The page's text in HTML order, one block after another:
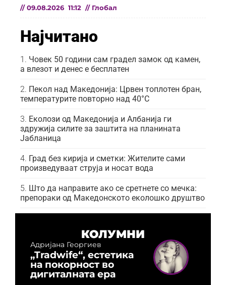
// 09.08.2026 11:12 // Глобал
Најчитано
Човек 50 години сам градел замок од камен,
а влезот и денес е бесплатен
Пекол над Македонија: Црвен топлотен бран,
температурите повторно над 40°C
Еколози од Македонија и Албанија ги
здружија силите за заштита на планината
Јабланица
Град без кирија и сметки: Жителите сами
произведуваат струја и носат вода
Што да направите ако се сретнете со мечка:
препораки од Македонското еколошко друштво
КОЛУМНИ
Адријана Георгиев
„Tradwife“, естетика
на покорност во
дигиталната ера